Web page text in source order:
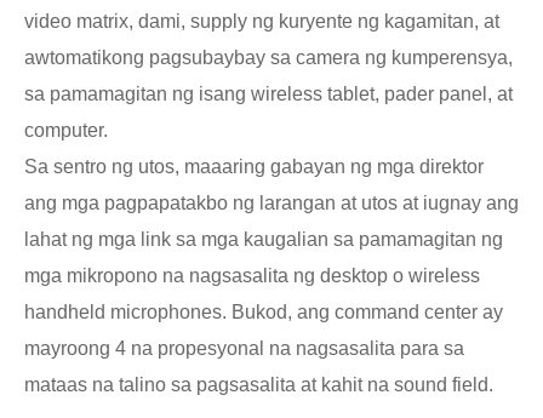
video matrix, dami, supply ng kuryente ng kagamitan, at
awtomatikong pagsubaybay sa camera ng kumperensya,
sa pamamagitan ng isang wireless tablet, pader panel, at
computer.
Sa sentro ng utos, maaaring gabayan ng mga direktor
ang mga pagpapatakbo ng larangan at utos at iugnay ang
lahat ng mga link sa mga kaugalian sa pamamagitan ng
mga mikropono na nagsasalita ng desktop o wireless
handheld microphones. Bukod, ang command center ay
mayroong 4 na propesyonal na nagsasalita para sa
mataas na talino sa pagsasalita at kahit na sound field.